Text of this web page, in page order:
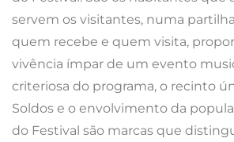
servem os visitantes, numa
quem recebe e quem visita,
vivência ímpar de um evento
criteriosa do programa, o recinto
Soldos e o envolvimento da
do Festival são marcas que